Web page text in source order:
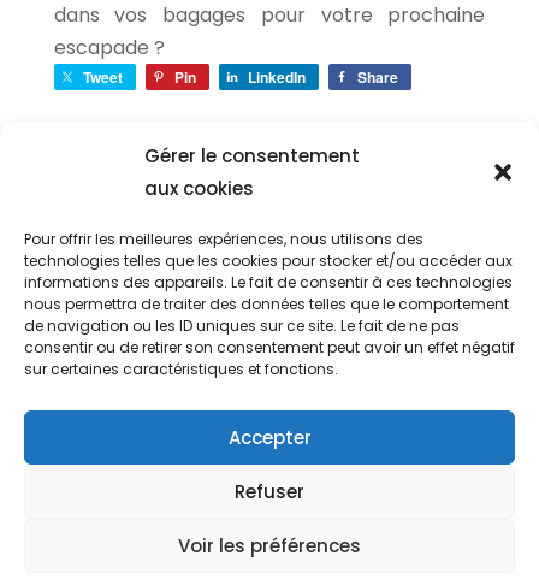
Gérer le consentement
aux cookies
Pour offrir les meilleures expériences, nous utilisons des
technologies telles que les cookies pour stocker et/ou accéder aux
informations des appareils. Le fait de consentir à ces technologies
nous permettra de traiter des données telles que le comportement
de navigation ou les ID uniques sur ce site. Le fait de ne pas
consentir ou de retirer son consentement peut avoir un effet négatif
sur certaines caractéristiques et fonctions.
Accepter
Refuser
Voir les préférences
dans vos bagages pour votre prochaine
escapade ?
Tweet Pin LinkedIn Share
Actualités Geek
Actualités Hi-FI
Actualités High-Tech
Actualités Sport